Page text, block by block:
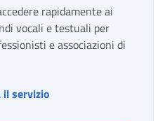
rapidamente ai
vocali e testuali per
e associazioni di
il servizio